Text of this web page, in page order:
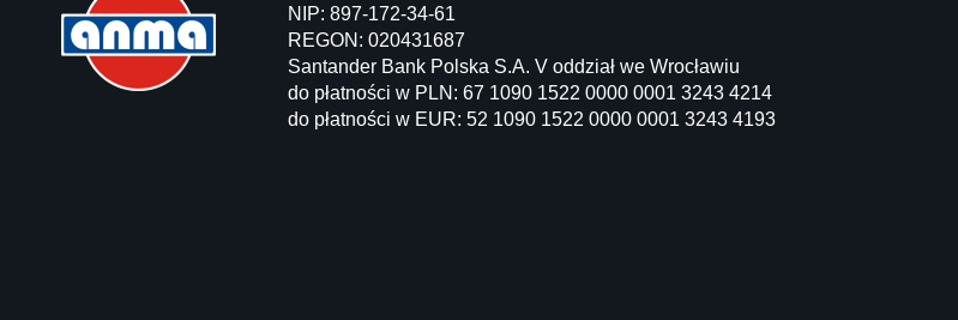
NIP: 897-172-34-61
REGON: 020431687
Santander Bank Polska S.A. V oddział we Wrocławiu
do płatności w PLN: 67 1090 1522 0000 0001 3243 4214
do płatności w EUR: 52 1090 1522 0000 0001 3243 4193